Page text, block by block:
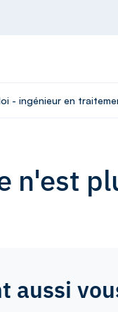
- ingénieur en
n'est
aussi